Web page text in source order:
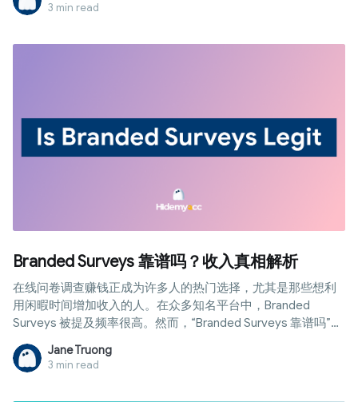
自己的决定。
3 min read
Branded Surveys 靠谱吗？收入真相解析
在线问卷调查赚钱正成为许多人的热门选择，尤其是那些想利
用闲暇时间增加收入的人。在众多知名平台中，Branded
Surveys 被提及频率很高。然而，“Branded Surveys 靠谱吗”这
一问题在加入前仍让许多人感到困惑。本文将对该平台的运营
模式、问卷分类、信誉评估以及加入前的注意事项进行深入分
析。
Jane Truong
3 min read